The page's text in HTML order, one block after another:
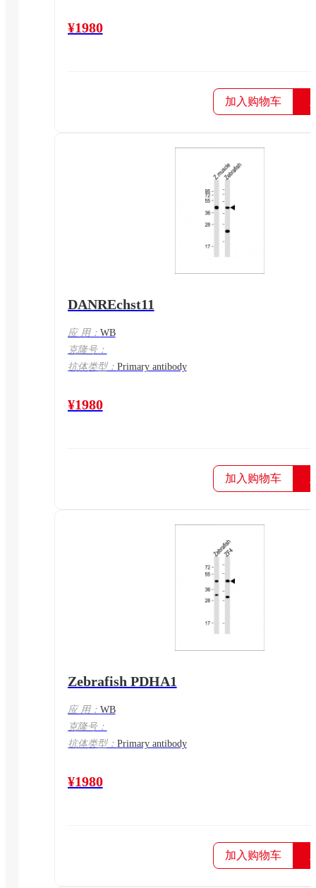
¥1980
加入购物车
DANREchst11
应 用： WB
克隆号：
抗体类型： Primary antibody
¥1980
加入购物车
Zebrafish PDHA1
应 用： WB
克隆号：
抗体类型： Primary antibody
¥1980
加入购物车